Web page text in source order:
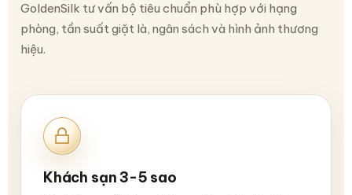
GoldenSilk tư vấn bộ tiêu chuẩn phù hợp với hạng
phòng, tần suất giặt là, ngân sách và hình ảnh thương
hiệu.
Khách sạn 3-5 sao